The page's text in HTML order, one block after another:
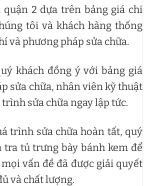
quận 2 dựa trên bảng giá chi
tôi và khách hàng thống
và phương pháp sửa chữa.
khách đồng ý với bảng giá
sửa chữa, nhân viên kỹ thuật
trình sửa chữa ngay lập tức.
trình sửa chữa hoàn tất, quý
tra tủ trưng bày bánh kem để
vấn đề đã được giải quyết
và chất lượng.